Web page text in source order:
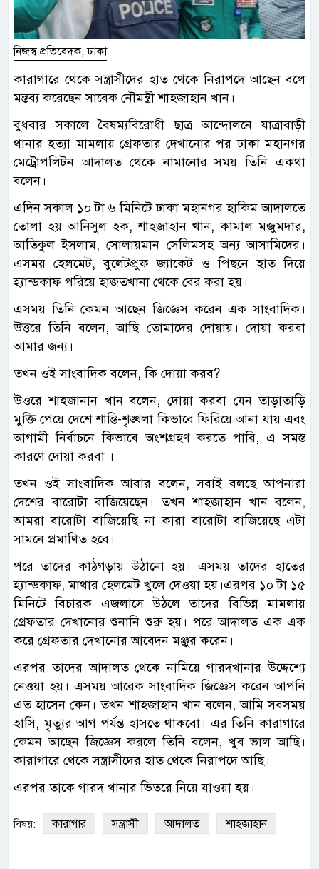
নিজস্ব প্রতিবেদক, ঢাকা
কারাগারে থেকে সন্ত্রাসীদের হাত থেকে নিরাপদে আছেন বলে
মন্তব্য করেছেন সাবেক নৌমন্ত্রী শাহজাহান খান।
বুধবার সকালে বৈষম্যবিরোধী ছাত্র আন্দোলনে যাত্রাবাড়ী
থানার হত্যা মামলায় গ্রেফতার দেখানোর পর ঢাকা মহানগর
মেট্রোপলিটন আদালত থেকে নামানোর সময় তিনি একথা
বলেন।
এদিন সকাল ১০ টা ৬ মিনিটে ঢাকা মহানগর হাকিম আদালতে
তোলা হয় আনিসুল হক, শাহজাহান খান, কামাল মজুমদার,
আতিকুল ইসলাম, সোলায়মান সেলিমসহ অন্য আসামিদের।
এসময় হেলমেট, বুলেটপ্রুফ জ্যাকেট ও পিছনে হাত দিয়ে
হ্যান্ডকাফ পরিয়ে হাজতখানা থেকে বের করা হয়।
এসময় তিনি কেমন আছেন জিজ্ঞেস করেন এক সাংবাদিক।
উত্তরে তিনি বলেন, আছি তোমাদের দোয়ায়। দোয়া করবা
আমার জন্য।
তখন ওই সাংবাদিক বলেন, কি দোয়া করব?
উওরে শাহজানান খান বলেন, দোয়া করবা যেন তাড়াতাড়ি
মুক্তি পেয়ে দেশে শান্তি-শৃঙ্খলা কিভাবে ফিরিয়ে আনা যায় এবং
আগামী নির্বাচনে কিভাবে অংশগ্রহণ করতে পারি, এ সমস্ত
কারণে দোয়া করবা ।
তখন ওই সাংবাদিক আবার বলেন, সবাই বলছে আপনারা
দেশের বারোটা বাজিয়েছেন। তখন শাহজাহান খান বলেন,
আমরা বারোটা বাজিয়েছি না কারা বারোটা বাজিয়েছে এটা
সামনে প্রমাণিত হবে।
পরে তাদের কাঠগড়ায় উঠানো হয়। এসময় তাদের হাতের
হ্যান্ডকাফ, মাথার হেলমেট খুলে দেওয়া হয়।এরপর ১০ টা ১৫
মিনিটে বিচারক এজলাসে উঠলে তাদের বিভিন্ন মামলায়
গ্রেফতার দেখানোর শুনানি শুরু হয়। পরে আদালত এক এক
করে গ্রেফতার দেখানোর আবেদন মঞ্জুর করেন।
এরপর তাদের আদালত থেকে নামিয়ে গারদখানার উদ্দেশ্যে
নেওয়া হয়। এসময় আরেক সাংবাদিক জিজ্ঞেস করেন আপনি
এত হাসেন কেন। তখন শাহজাহান খান বলেন, আমি সবসময়
হাসি, মৃত্যুর আগ পর্যন্ত হাসতে থাকবো। এর তিনি কারাগারে
কেমন আছেন জিজ্ঞেস করলে তিনি বলেন, খুব ভাল আছি।
কারাগারে থেকে সন্ত্রাসীদের হাত থেকে নিরাপদে আছি।
এরপর তাকে গারদ খানার ভিতরে নিয়ে যাওয়া হয়।
বিষয়: কারাগার সন্ত্রাসী আদালত শাহজাহান